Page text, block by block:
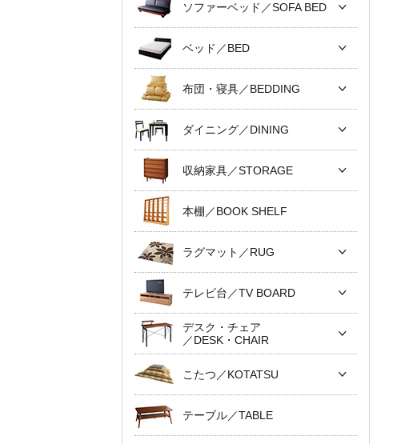
ソファーベッド／SOFA BED
ベッド／BED
布団・寝具／BEDDING
ダイニング／DINING
収納家具／STORAGE
本棚／BOOK SHELF
ラグマット／RUG
テレビ台／TV BOARD
デスク・チェア
／DESK・CHAIR
こたつ／KOTATSU
テーブル／TABLE